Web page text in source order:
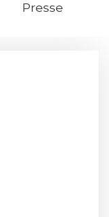
Presse